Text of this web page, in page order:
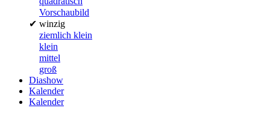
Vorschaubild
✔ winzig
ziemlich klein
klein
mittel
groß
Diashow
Kalender
Kalender